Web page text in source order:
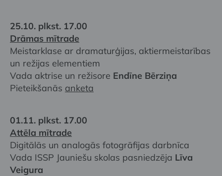
25.10. plkst. 17.00
Drāmas mītrade
Meistarklase ar dramaturģijas, aktiermeistarības
un režijas elementiem
Vada aktrise un režisore Endīne Bērziņa
Pieteikšanās anketa
01.11. plkst. 17.00
Attēla mītrade
Digitālās un analogās fotogrāfijas darbnīca
Vada ISSP Jauniešu skolas pasniedzēja Līva
Veigura